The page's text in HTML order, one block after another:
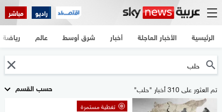
راديو مباشر
الرئيسية الأخبار العاجلة أخبار شرق أوسط عالم رياضة
حسب القسم تم العثور على 310 أخبار "حلب"
تغطية مستمرة